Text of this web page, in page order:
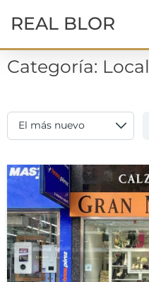
REAL BLOR
Categoría: Local